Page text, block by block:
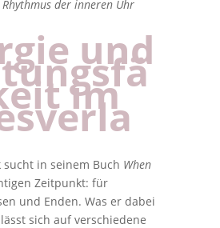
der inneren Uhr
und
im
sucht in seinem Buch When
Zeitpunkt: für
und Enden. Was er dabei
sich auf verschiedene